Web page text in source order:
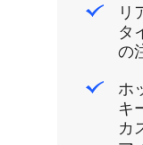
リ
タ
の
ホ
キ
カ